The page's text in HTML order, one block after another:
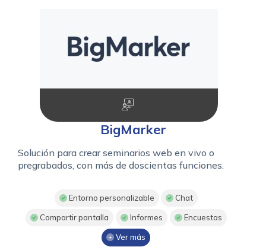
BigMarker
Solución para crear seminarios web en vivo o
pregrabados, con más de doscientas funciones.
Entorno personalizable Chat
Compartir pantalla Informes Encuestas
Ver más